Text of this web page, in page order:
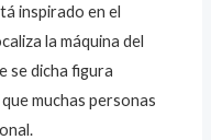
inspirado en el
la máquina del
se dicha figura
muchas personas